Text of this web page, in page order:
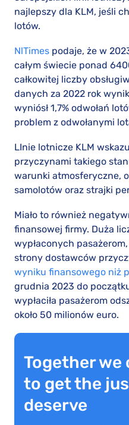
najlepszy dla KLM, jeśli
lotów.
NlTimes podaje, że w
całym świecie ponad
całkowitej liczby
danych za 2022 rok
wyniósł 1,7% odwołań
problem z odwołanymi
LInie lotnicze KLM
przyczynami takiego
warunki atmosferyczne,
samolotów oraz strajki
Miało to również
finansowej firmy. Duża
wypłaconych
strony dostawców
wyniku finansowego niż
grudnia 2023 do
wypłaciła pasażerom
około 50 milionów euro.
Together we
to get the
deserve